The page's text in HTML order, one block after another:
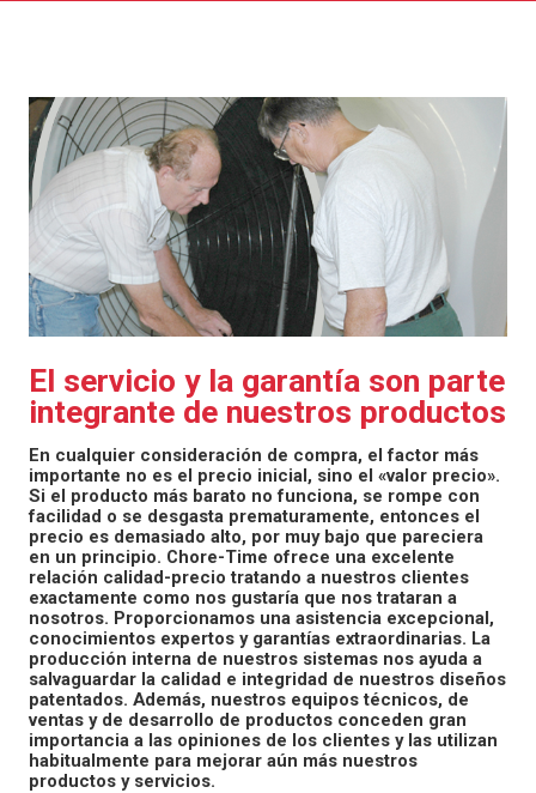
El servicio y la garantía son parte
integrante de nuestros productos
En cualquier consideración de compra, el factor más
importante no es el precio inicial, sino el «valor precio».
Si el producto más barato no funciona, se rompe con
facilidad o se desgasta prematuramente, entonces el
precio es demasiado alto, por muy bajo que pareciera
en un principio. Chore-Time ofrece una excelente
relación calidad-precio tratando a nuestros clientes
exactamente como nos gustaría que nos trataran a
nosotros. Proporcionamos una asistencia excepcional,
conocimientos expertos y garantías extraordinarias. La
producción interna de nuestros sistemas nos ayuda a
salvaguardar la calidad e integridad de nuestros diseños
patentados. Además, nuestros equipos técnicos, de
ventas y de desarrollo de productos conceden gran
importancia a las opiniones de los clientes y las utilizan
habitualmente para mejorar aún más nuestros
productos y servicios.